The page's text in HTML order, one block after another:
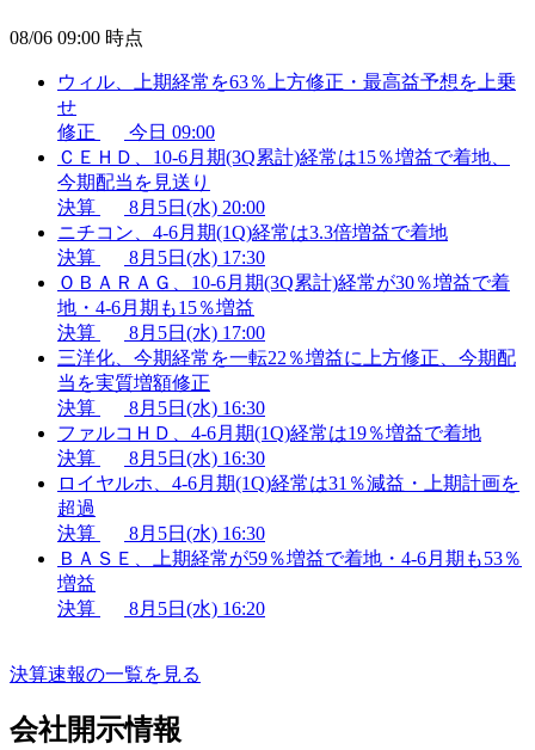
08/06 09:00 時点
ウィル、上期経常を63％上方修正・最高益予想を上乗
せ
修正
今日 09:00
ＣＥＨＤ、10-6月期(3Q累計)経常は15％増益で着地、
今期配当を見送り
決算
8月5日(水) 20:00
ニチコン、4-6月期(1Q)経常は3.3倍増益で着地
決算
8月5日(水) 17:30
ＯＢＡＲＡＧ、10-6月期(3Q累計)経常が30％増益で着
地・4-6月期も15％増益
決算
8月5日(水) 17:00
三洋化、今期経常を一転22％増益に上方修正、今期配
当を実質増額修正
決算
8月5日(水) 16:30
ファルコＨＤ、4-6月期(1Q)経常は19％増益で着地
決算
8月5日(水) 16:30
ロイヤルホ、4-6月期(1Q)経常は31％減益・上期計画を
超過
決算
8月5日(水) 16:30
ＢＡＳＥ、上期経常が59％増益で着地・4-6月期も53％
増益
決算
8月5日(水) 16:20
決算速報の一覧を見る
会社開示情報